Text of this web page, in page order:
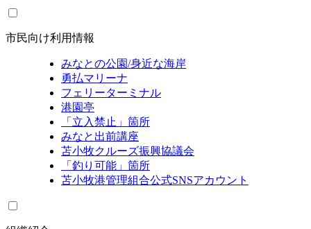
市民向け利用情報
みなとの公園/身近な海岸
勇払マリーナ
フェリーターミナル
港園亭
「立入禁止」箇所
みなと出前講座
苫小牧クルーズ振興協議会
「釣り可能」箇所
苫小牧港管理組合公式SNSアカウント